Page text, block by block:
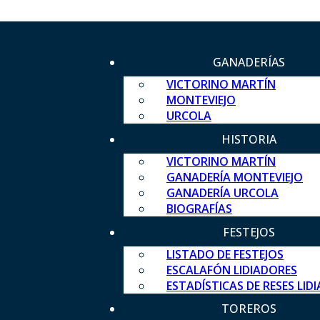
GANADERÍAS
VICTORINO MARTÍN
MONTEVIEJO
URCOLA
HISTORIA
VICTORINO MARTÍN
GANADERÍA MONTEVIEJO
GANADERÍA URCOLA
BIOGRAFÍAS
FESTEJOS
LISTADO DE FESTEJOS
ESCALAFÓN LIDIADORES
ESTADÍSTICAS DE RESES
TOREROS